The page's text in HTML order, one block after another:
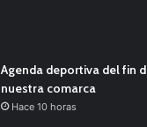
Agenda deportiva del fin
nuestra comarca
Hace 10 horas